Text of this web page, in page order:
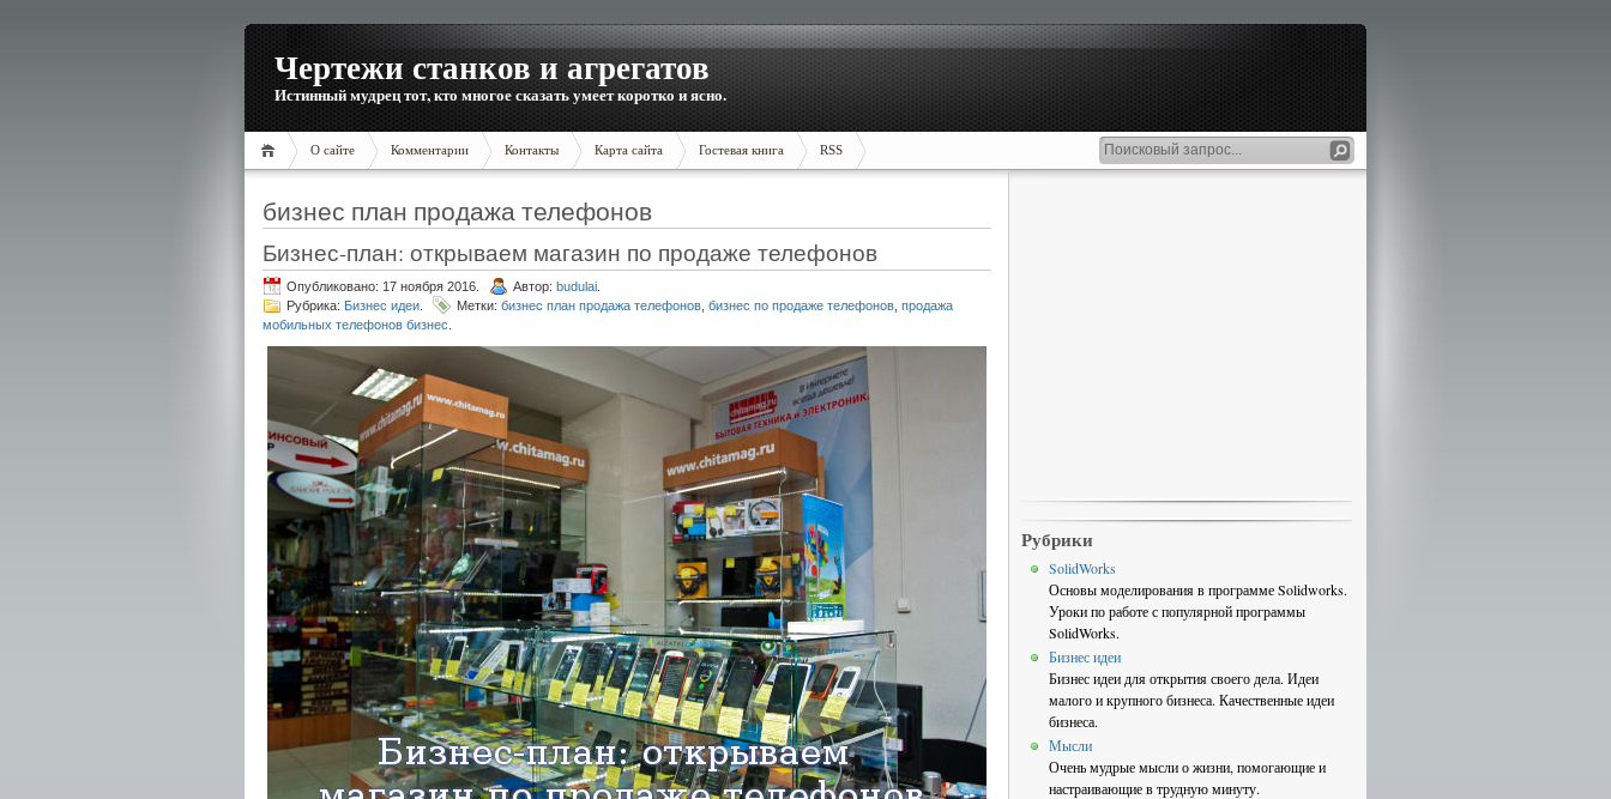
Чертежи станков и агрегатов
Истинный мудрец тот, кто многое сказать умеет коротко и ясно.
О сайте Комментарии Контакты Карта сайта Гостевая книга RSS
бизнес план продажа телефонов
Бизнес-план: открываем магазин по продаже телефонов
Опубликовано: 17 ноября 2016. Автор: budulai
Рубрика: Бизнес идеи Метки: бизнес план продажа телефонов бизнес по продаже телефонов продажа
мобильных телефонов бизнес
Рубрики
SolidWorks
Основы моделирования в программе Solidworks.
Уроки по работе с популярной программы
SolidWorks.
Бизнес идеи
Бизнес идеи для открытия своего дела. Идеи
малого и крупного бизнеса. Качественные идеи
бизнеса.
Мысли
Очень мудрые мысли о жизни, помогающие и
настраивающие в трудную минуту.